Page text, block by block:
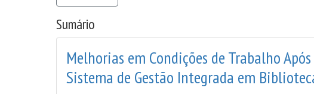
Sumário
Melhorias em Condições de Trabalho
Sistema de Gestão Integrada em